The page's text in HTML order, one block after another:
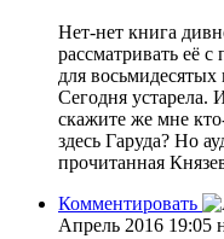
Нет-нет книга
рассматривать её
для
Сегодня устарела.
скажите же мне
здесь Гаруда? Но
прочитанная
Комментировать
Апрель 2016 19:05